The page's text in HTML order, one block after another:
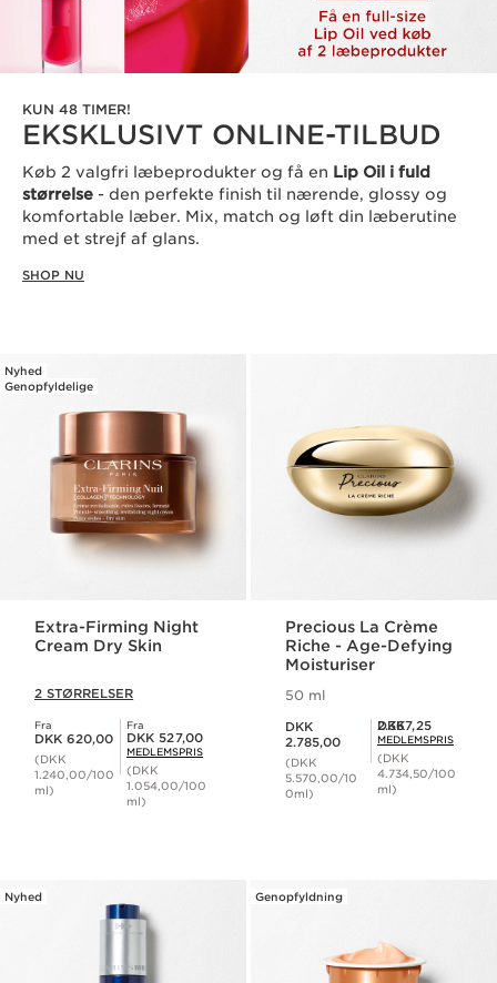
KUN 48 TIMER!
EKSKLUSIVT ONLINE-TILBUD
Køb 2 valgfri læbeprodukter og få en Lip Oil i fuld
størrelse - den perfekte finish til nærende, glossy og
komfortable læber. Mix, match og løft din læberutine
med et strejf af glans.
SHOP NU
Nyhed
Genopfyldelige
Extra-Firming Night
Cream Dry Skin
2 STØRRELSER
Fra
Nuværende pris DKK 620,00
DKK 620,00
(DKK
1.240,00/100
ml)
Fra
Medlemspris DKK 527,00
DKK 527,00
MEDLEMSPRIS
(DKK
1.054,00/100
ml)
Precious La Crème
Riche - Age-Defying
Moisturiser
50 ml
DKK
2.785,00
(DKK
5.570,00/10
0ml)
Medlemspris DKK 2.367,25
DKK 2.367,25
MEDLEMSPRIS
(DKK
4.734,50/100
ml)
Nyhed Genopfyldning